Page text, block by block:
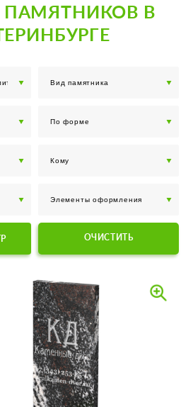
с 10:00 до 19:00
по договор.
ПАМЯТНИКОВ В
ОЧИСТИТЬ